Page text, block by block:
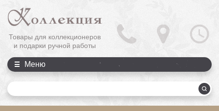
Товары для коллекционеров
и подарки ручной работы
Меню